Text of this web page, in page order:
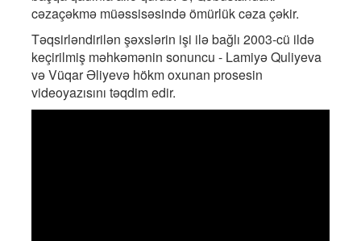
cəzaçəkmə müəssisəsində ömürlük cəza çəkir.
Təqsirləndirilən şəxslərin işi ilə bağlı 2003-cü ildə
keçirilmiş məhkəmənin sonuncu - Lamiyə Quliyeva
və Vüqar Əliyevə hökm oxunan prosesin
videoyazısını təqdim edir.